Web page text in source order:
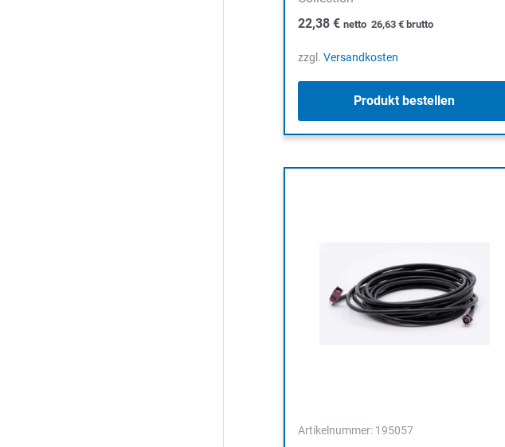
22,38 € netto 26,63 €brutto
zzgl. Versandkosten
Produkt bestellen
Artikelnummer: 195057